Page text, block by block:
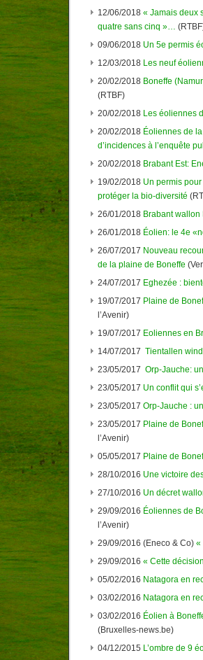
12/06/2018 « Jamais deux
quatre sans cinq »…
09/06/2018 Un 5e permis
12/03/2018 Les neuf
20/02/2018 Boneffe
(RTBF)
20/02/2018 Les éoliennes
20/02/2018 Éoliennes de
d’incidences à l’enquête
20/02/2018 Brabant Est:
19/02/2018 Un permis
protéger la bio-diversité
26/01/2018 Brabant wallon
26/01/2018 Éolien: le 4e
26/07/2017 Nouveau
de la plaine de Boneffe
24/07/2017 Eghezée :
19/07/2017 Plaine de
l’Avenir)
19/07/2017 Eoliennes en
14/07/2017 Tientallen
23/05/2017 Orp-Jauche:
23/05/2017 Un conflit qui
23/05/2017 Orp-Jauche :
23/05/2017 Plaine de
l’Avenir)
05/05/2017 Plaine de
28/10/2016 Une victoire
27/10/2016 Un décret
29/09/2016 Éoliennes de
l’Avenir)
29/09/2016 (Eneco & Co) «
29/09/2016 « Cette
05/02/2016 Natagora en
03/02/2016 Natagora en
03/02/2016 Éolien à
(Bruxelles-news.be)
04/12/2015 L’ombre de 9